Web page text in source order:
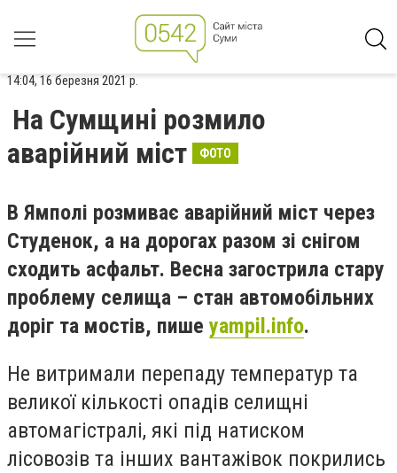
14:04, 16 березня 2021 р.
На Сумщині розмило
аварійний міст
ФОТО
В Ямполі розмиває аварійний міст через
Студенок, а на дорогах разом зі снігом
сходить асфальт. Весна загострила стару
проблему селища – стан автомобільних
доріг та мостів, пише yampil.info.
Не витримали перепаду температур та
великої кількості опадів селищні
автомагістралі, які під натиском
лісовозів та інших вантажівок покрились